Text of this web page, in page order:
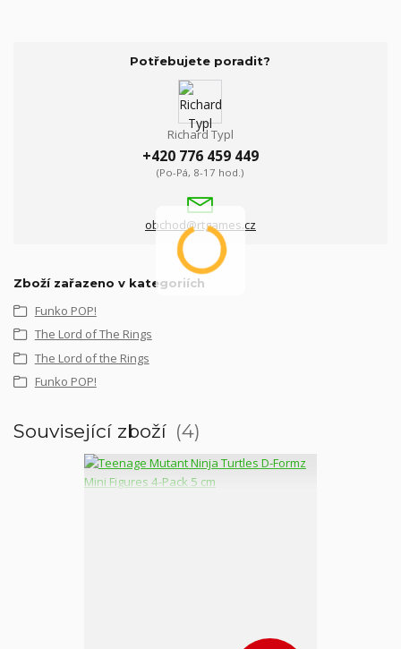
Potřebujete poradit?
Richard Typl
+420 776 459 449
(Po-Pá, 8-17 hod.)
obchod@rtgames.cz
Zboží zařazeno v kategoriích
Funko POP!
The Lord of The Rings
The Lord of the Rings
Funko POP!
Související zboží 4